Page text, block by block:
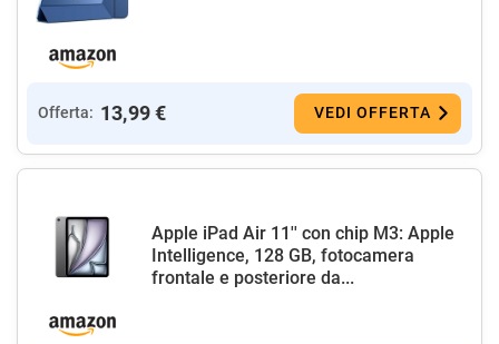
Offerta: 13,99 € VEDI OFFERTA
Apple iPad Air 11'' con chip M3: Apple
Intelligence, 128 GB, fotocamera
frontale e posteriore da...